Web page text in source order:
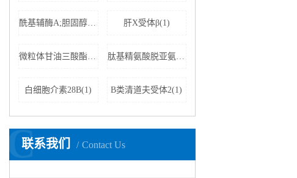
酰基辅酶A;胆固醇酰基转移酶(1) 肝X受体β(1)
微粒体甘油三酸酯转运蛋白大亚基(1) 肽基精氨酸脱亚氨酶4(1)
白细胞介素28B(1) B类清道夫受体2(1)
联系我们 Contact Us
C